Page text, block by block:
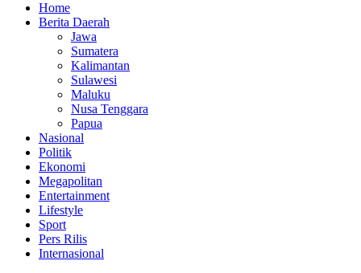
Home
Berita Daerah
Jawa
Sumatera
Kalimantan
Sulawesi
Maluku
Nusa Tenggara
Papua
Nasional
Politik
Ekonomi
Megapolitan
Entertainment
Lifestyle
Sport
Pers Rilis
Internasional